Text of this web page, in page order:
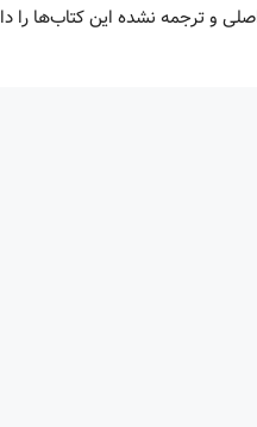
اصلی و ترجمه نشده این کتاب‌ها